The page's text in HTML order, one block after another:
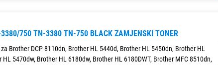
3380/750 TN-3380 TN-750 BLACK ZAMJENSKI TONER
Brother DCP 8110dn, Brother HL 5440d, Brother HL 5450dn, Brother HL
HL 5470dw, Brother HL 6180dw, Brother HL 6180DWT, Brother MFC 8510dn,